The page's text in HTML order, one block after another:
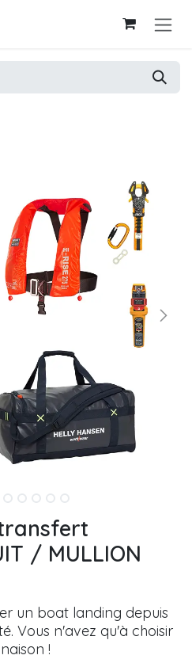
/ MULLION
un boat landing depuis
Vous n'avez qu'à choisir
!